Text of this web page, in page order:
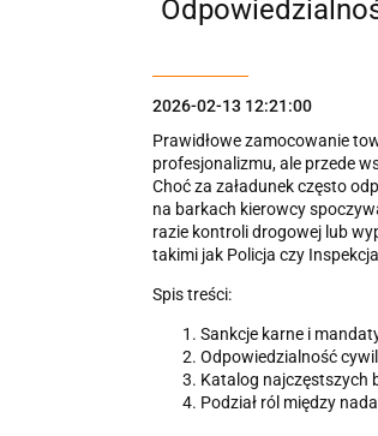
2026-02-13 12:21:00
Prawidłowe zamocowanie
profesjonalizmu, ale przede
Choć za załadunek często
na barkach kierowcy
razie kontroli drogowej lub
takimi jak Policja czy
Spis treści:
Sankcje karne i
Odpowiedzialność
Katalog najczęstszych
Podział ról między